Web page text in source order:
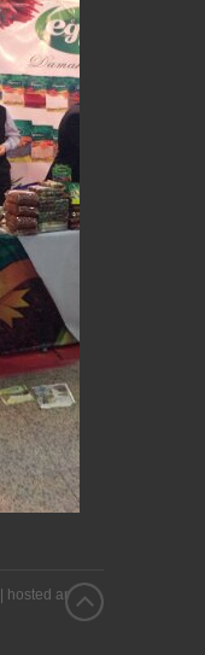
hosted and